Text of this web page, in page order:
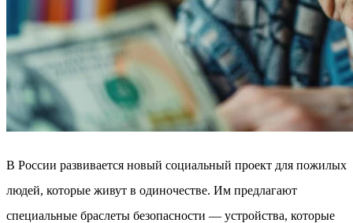
В России развивается новый социальный проект для пожилых
людей, которые живут в одиночестве. Им предлагают
специальные браслеты безопасности — устройства, которые